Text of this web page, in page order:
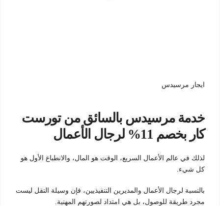
ايجار مرسيدس
خدمة مرسيدس بالسائق من تورست
كار بخصم 11% لرجال الأعمال
لذلك في عالم الأعمال السريع، الوقت هو المال، والانطباع الأول هو
كل شيء.
بالنسبة لرجال الأعمال والمديرين التنفيذيين، فإن وسيلة النقل ليست
مجرد طريقة للوصول، بل هي امتداد لصورتهم المهنية.